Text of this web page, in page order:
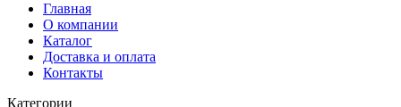
Главная
О компании
Каталог
Доставка и оплата
Контакты
Категории